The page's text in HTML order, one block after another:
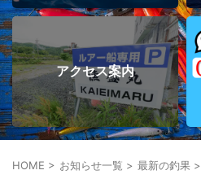
アクセス案内
HOME > お知らせ一覧 > 最新の釣果 >